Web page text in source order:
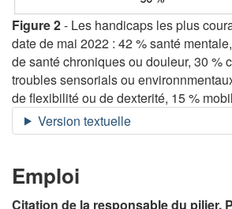
Figure 2- Les handicaps les plus
date de mai 2022 : 42 % santé
de santé chroniques ou douleur, 30 %
troubles sensorials ou
de flexibilité ou de dexterité, 15 %
Emploi
Citation de la responsable du pilier,